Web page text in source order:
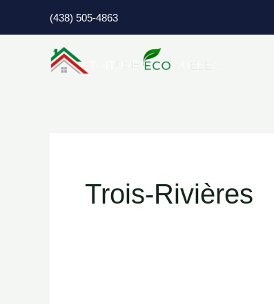
au
(438) 505-4863
Trois-Rivières